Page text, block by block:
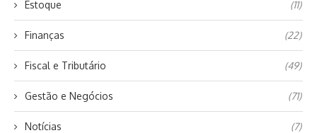
Estoque (11)
Finanças (22)
Fiscal e Tributário (49)
Gestão e Negócios (71)
Notícias (7)